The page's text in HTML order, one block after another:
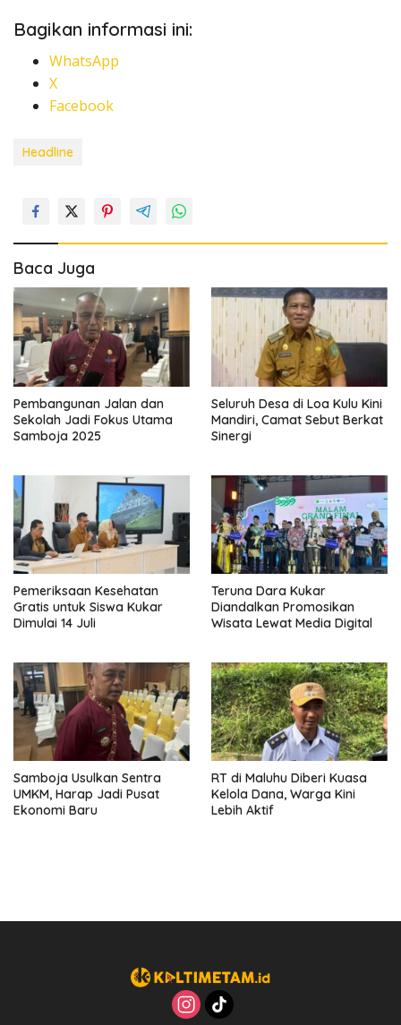
Bagikan informasi ini:
WhatsApp
X
Facebook
Headline
Baca Juga
Pembangunan Jalan dan
Sekolah Jadi Fokus Utama
Samboja 2025
Seluruh Desa di Loa Kulu Kini
Mandiri, Camat Sebut Berkat
Sinergi
Pemeriksaan Kesehatan
Gratis untuk Siswa Kukar
Dimulai 14 Juli
Teruna Dara Kukar
Diandalkan Promosikan
Wisata Lewat Media Digital
Samboja Usulkan Sentra
UMKM, Harap Jadi Pusat
Ekonomi Baru
RT di Maluhu Diberi Kuasa
Kelola Dana, Warga Kini
Lebih Aktif